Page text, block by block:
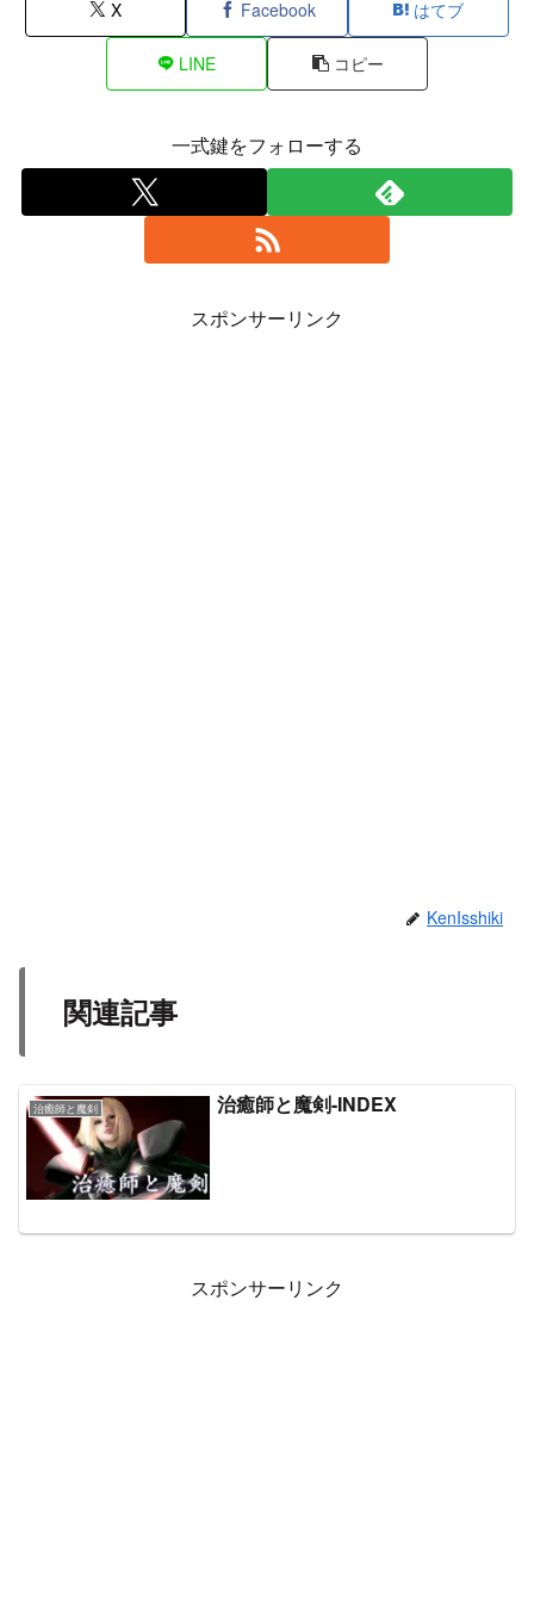
X Facebook はてブ
LINE コピー
一式鍵をフォローする
スポンサーリンク
KenIsshiki
関連記事
治癒師と魔剣 治癒師と魔剣-INDEX
スポンサーリンク